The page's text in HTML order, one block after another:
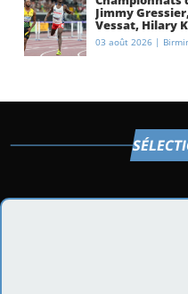
Jimmy
Vessat, Hilary
Présentation de
d’athlétisme
03 août 2026 |